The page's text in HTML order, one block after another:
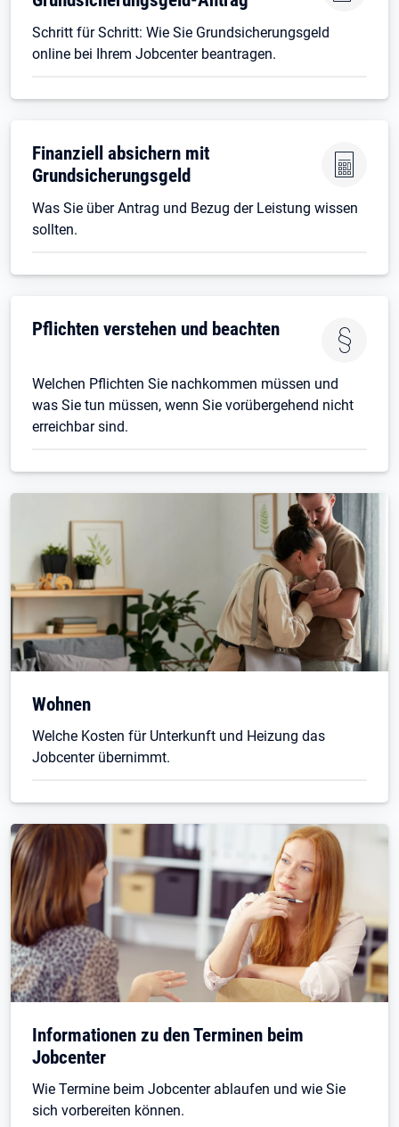
Schritt für Schritt: Wie Sie Grundsicherungsgeld
online bei Ihrem Jobcenter beantragen.
Finanziell absichern mit
Grundsicherungsgeld
Was Sie über Antrag und Bezug der Leistung wissen
sollten.
Pflichten verstehen und beachten
Welchen Pflichten Sie nachkommen müssen und
was Sie tun müssen, wenn Sie vorübergehend nicht
erreichbar sind.
Wohnen
Welche Kosten für Unterkunft und Heizung das
Jobcenter übernimmt.
Informationen zu den Terminen beim
Jobcenter
Wie Termine beim Jobcenter ablaufen und wie Sie
sich vorbereiten können.